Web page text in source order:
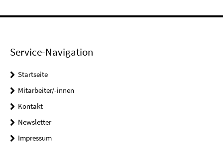
Service-Navigation
Startseite
Mitarbeiter/-innen
Kontakt
Newsletter
Impressum